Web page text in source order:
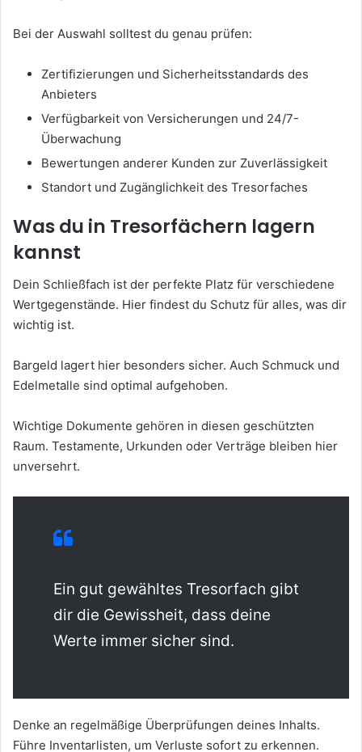
Bei der Auswahl solltest du genau prüfen:
Zertifizierungen und Sicherheitsstandards des
Anbieters
Verfügbarkeit von Versicherungen und 24/7-
Überwachung
Bewertungen anderer Kunden zur Zuverlässigkeit
Standort und Zugänglichkeit des Tresorfaches
Was du in Tresorfächern lagern
kannst
Dein Schließfach ist der perfekte Platz für verschiedene
Wertgegenstände. Hier findest du Schutz für alles, was dir
wichtig ist.
Bargeld lagert hier besonders sicher. Auch Schmuck und
Edelmetalle sind optimal aufgehoben.
Wichtige Dokumente gehören in diesen geschützten
Raum. Testamente, Urkunden oder Verträge bleiben hier
unversehrt.
Ein gut gewähltes Tresorfach gibt
dir die Gewissheit, dass deine
Werte immer sicher sind.
Denke an regelmäßige Überprüfungen deines Inhalts.
Führe Inventarlisten, um Verluste sofort zu erkennen.